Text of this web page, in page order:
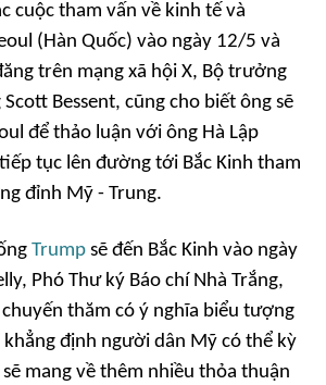
cuộc tham vấn về kinh tế và
(Hàn Quốc) vào ngày 12/5 và
trên mạng xã hội X, Bộ trưởng
Bessent, cũng cho biết ông sẽ
để thảo luận với ông Hà Lập
tục lên đường tới Bắc Kinh tham
đỉnh Mỹ - Trung.
Trump sẽ đến Bắc Kinh vào ngày
Phó Thư ký Báo chí Nhà Trắng,
thăm có ý nghĩa biểu tượng
định người dân Mỹ có thể kỳ
mang về thêm nhiều thỏa thuận